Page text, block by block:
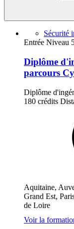
Sécurité
Entrée Niveau
Diplôme
parcours
Diplôme
180 crédits
Aquitaine,
Grand Est,
de Loire
Voir la